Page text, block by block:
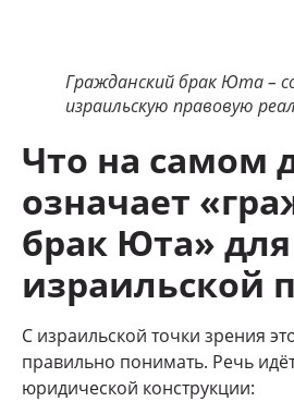
Гражданский брак Юта –
израильскую правовую
Что на самом
означает
брак Юта» для
израильской
С израильской точки зрения
правильно понимать. Речь
юридической конструкции: